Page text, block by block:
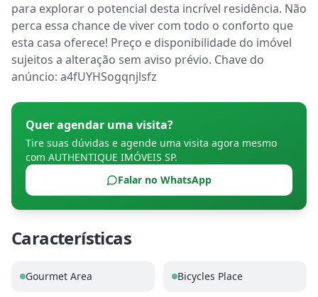
para explorar o potencial desta incrível residência. Não
perca essa chance de viver com todo o conforto que
esta casa oferece! Preço e disponibilidade do imóvel
sujeitos a alteração sem aviso prévio. Chave do
anúncio: a4fUYHSogqnjlsfz
Quer agendar uma visita?
Tire suas dúvidas e agende uma visita agora mesmo
com AUTHENTIQUE IMÓVEIS SP.
Falar no WhatsApp
Características
Gourmet Area Bicycles Place